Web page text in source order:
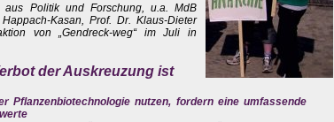
aus Politik und Forschung, u.a. MdB
Kasan, Prof. Dr. Klaus-Dieter
von „Gendreck-weg“ im Juli in
der Auskreuzung ist
Pflanzenbiotechnologie nutzen, fordern eine umfassende